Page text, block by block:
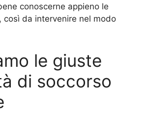
conoscerne appieno le
così da intervenire nel modo
le giuste
di soccorso